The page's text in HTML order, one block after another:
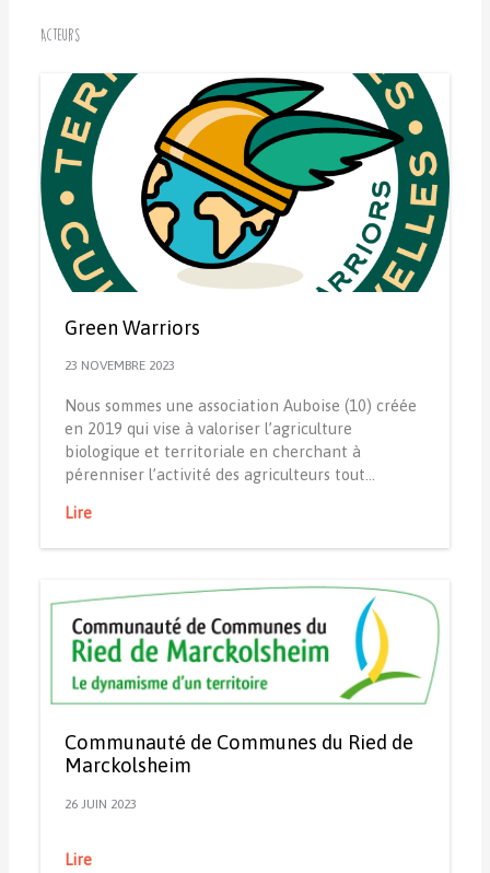
Acteurs
Green Warriors
23 NOVEMBRE 2023
Nous sommes une association Auboise (10) créée
en 2019 qui vise à valoriser l’agriculture
biologique et territoriale en cherchant à
pérenniser l’activité des agriculteurs tout…
Lire
Communauté de Communes du Ried de
Marckolsheim
26 JUIN 2023
Lire